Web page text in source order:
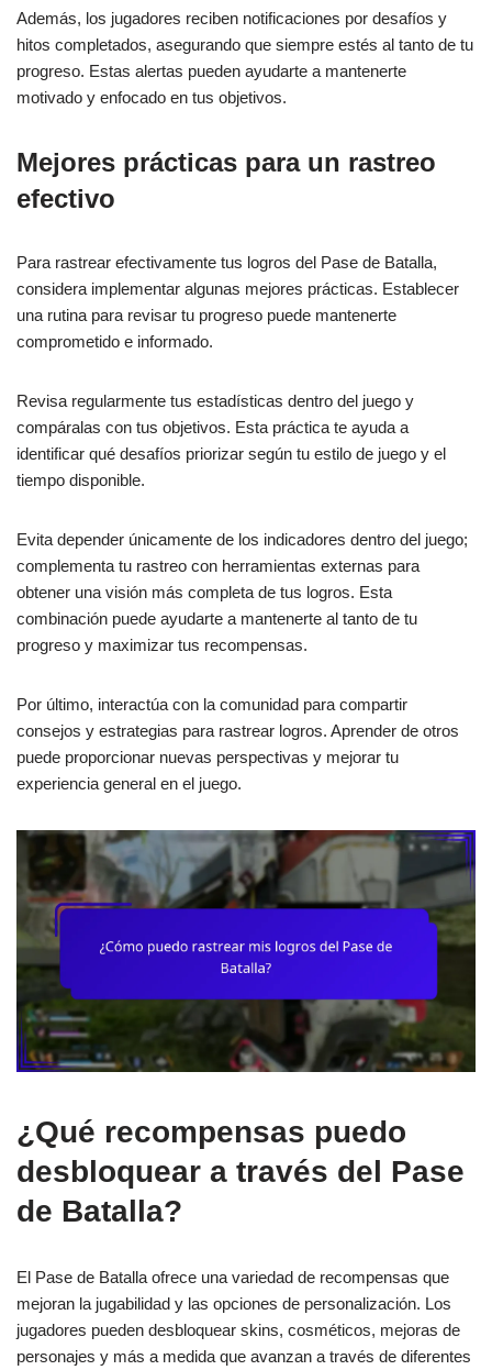
Además, los jugadores reciben notificaciones por desafíos y
hitos completados, asegurando que siempre estés al tanto de tu
progreso. Estas alertas pueden ayudarte a mantenerte
motivado y enfocado en tus objetivos.
Mejores prácticas para un rastreo
efectivo
Para rastrear efectivamente tus logros del Pase de Batalla,
considera implementar algunas mejores prácticas. Establecer
una rutina para revisar tu progreso puede mantenerte
comprometido e informado.
Revisa regularmente tus estadísticas dentro del juego y
compáralas con tus objetivos. Esta práctica te ayuda a
identificar qué desafíos priorizar según tu estilo de juego y el
tiempo disponible.
Evita depender únicamente de los indicadores dentro del juego;
complementa tu rastreo con herramientas externas para
obtener una visión más completa de tus logros. Esta
combinación puede ayudarte a mantenerte al tanto de tu
progreso y maximizar tus recompensas.
Por último, interactúa con la comunidad para compartir
consejos y estrategias para rastrear logros. Aprender de otros
puede proporcionar nuevas perspectivas y mejorar tu
experiencia general en el juego.
¿Qué recompensas puedo
desbloquear a través del Pase
de Batalla?
El Pase de Batalla ofrece una variedad de recompensas que
mejoran la jugabilidad y las opciones de personalización. Los
jugadores pueden desbloquear skins, cosméticos, mejoras de
personajes y más a medida que avanzan a través de diferentes